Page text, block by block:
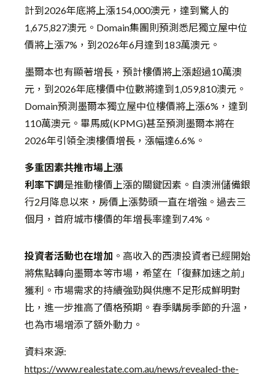
計到2026年底將上漲154,000澳元，達到驚人的
1,675,827澳元。Domain集團則預測悉尼獨立屋中位
價將上漲7%，到2026年6月達到183萬澳元。
墨爾本也有顯著增長，預計樓價將上漲超過10萬澳
元，到2026年底樓價中位數將達到1,059,810澳元。
Domain預測墨爾本獨立屋中位樓價將上漲6%，達到
110萬澳元。畢馬威(KPMG)甚至預測墨爾本將在
2026年引領全澳樓價增長，漲幅達6.6%。
多重因素共推市場上漲
利率下調是推動樓價上漲的關鍵因素。自澳洲儲備銀
行2月降息以來，房價上漲勢頭一直在增強。過去三
個月，首府城市樓價的年增長率達到7.4%。
投資者活動也在增加 。高收入的西澳投資者已經開始
將焦點轉向墨爾本等市場，希望在「復蘇加速之前」
獲利。市場需求的持續強勁與供應不足形成鮮明對
比，進一步推高了價格預期。春季購房季節的升溫，
也為市場增添了額外動力。
資料來源:
https://www.realestate.com.au/news/revealed-the-